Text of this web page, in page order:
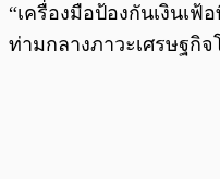
“เครื่องมือป้องกันเงินเ
ท่ามกลางภาวะเศรษฐกิ